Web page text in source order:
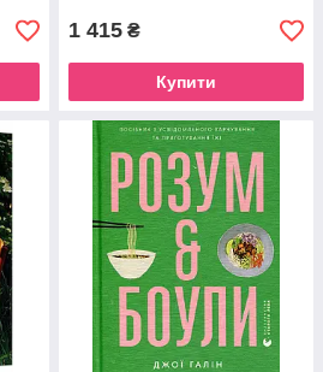
1 415 ₴
Купити